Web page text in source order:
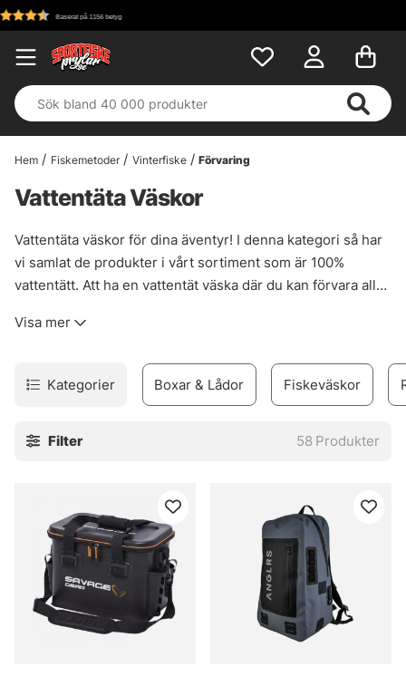
Hem Fiskemetoder Vinterfiske Förvaring
Vattentäta Väskor
Vattentäta väskor för dina äventyr! I denna kategori så har
vi samlat de produkter i vårt sortiment som är 100%
vattentätt. Att ha en vattentät väska där du kan förvara alla
Varken det är en fiskeväska, duffelbag, ryggsäck eller roll-
är mer lämpade för vandring, vissa för ren transport och
vissa för kontinuerligt åtkomst av innehållet. Vi är rätt
just dina ändamål!
Visa mer
Kategorier Boxar & Lådor Fiskeväskor
Filter 58 Produkter